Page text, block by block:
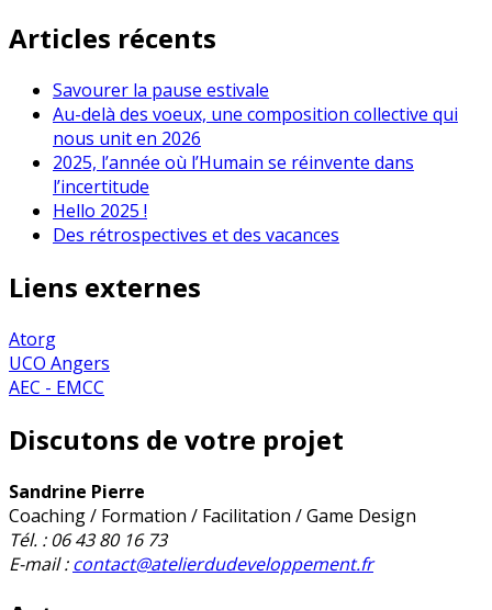
Articles récents
Savourer la pause estivale
Au-delà des voeux, une composition collective qui
nous unit en 2026
2025, l’année où l’Humain se réinvente dans
l’incertitude
Hello 2025 !
Des rétrospectives et des vacances
Liens externes
Atorg
UCO Angers
AEC - EMCC
Discutons de votre projet
Sandrine Pierre
Coaching / Formation / Facilitation / Game Design
Tél. : 06 43 80 16 73
E-mail :contact@atelierdudeveloppement.fr